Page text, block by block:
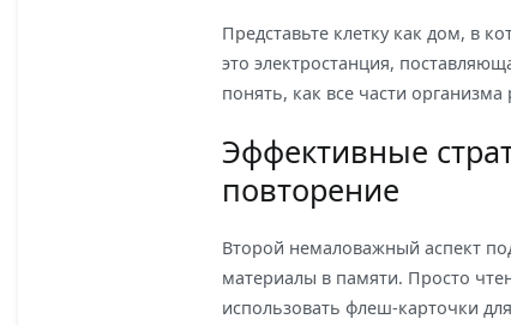
Представьте клетку как дом, в
это электростанция,
понять, как все части
Эффективные
повторение
Второй немаловажный аспект
материалы в памяти. Просто
использовать флеш-карточки